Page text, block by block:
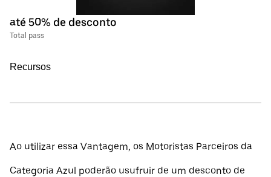
até 50% de desconto
Total pass
Recursos
Ao utilizar essa Vantagem, os Motoristas Parceiros da
Categoria Azul poderão usufruir de um desconto de